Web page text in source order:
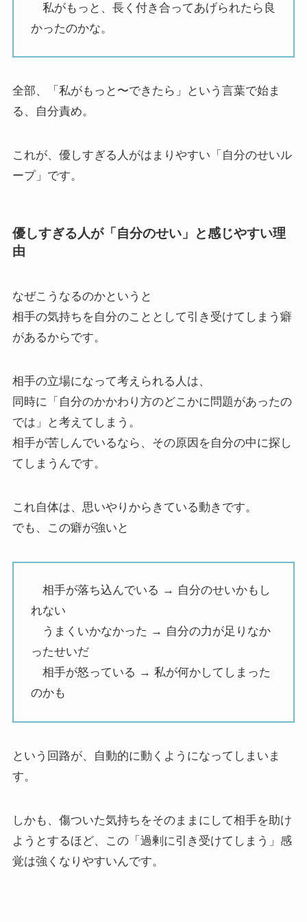
私がもっと、長く付き合ってあげられたら良
かったのかな。
全部、「私がもっと〜できたら」という言葉で始ま
る、自分責め。
これが、優しすぎる人がはまりやすい「自分のせいル
ープ」です。
優しすぎる人が「自分のせい」と感じやすい理
由
なぜこうなるのかというと
相手の気持ちを自分のこととして引き受けてしまう癖
があるからです。
相手の立場になって考えられる人は、
同時に「自分のかかわり方のどこかに問題があったの
では」と考えてしまう。
相手が苦しんでいるなら、その原因を自分の中に探し
てしまうんです。
これ自体は、思いやりからきている動きです。
でも、この癖が強いと
相手が落ち込んでいる → 自分のせいかもし
れない
うまくいかなかった → 自分の力が足りなか
ったせいだ
相手が怒っている → 私が何かしてしまった
のかも
という回路が、自動的に動くようになってしまいま
す。
しかも、傷ついた気持ちをそのままにして相手を助け
ようとするほど、この「過剰に引き受けてしまう」感
覚は強くなりやすいんです。